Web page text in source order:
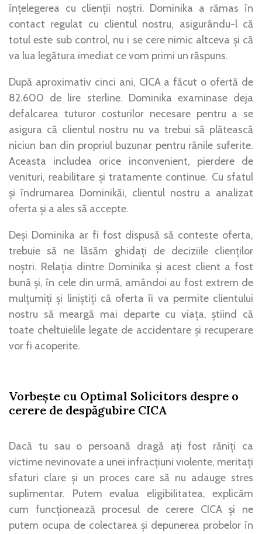
înțelegerea cu clienții noștri. Dominika a rămas în
contact regulat cu clientul nostru, asigurându-l că
totul este sub control, nu i se cere nimic altceva și că
va lua legătura imediat ce vom primi un răspuns.
După aproximativ cinci ani, CICA a făcut o ofertă de
82.600 de lire sterline. Dominika examinase deja
defalcarea tuturor costurilor necesare pentru a se
asigura că clientul nostru nu va trebui să plătească
niciun ban din propriul buzunar pentru rănile suferite.
Aceasta includea orice inconvenient, pierdere de
venituri, reabilitare și tratamente continue. Cu sfatul
și îndrumarea Dominikăi, clientul nostru a analizat
oferta și a ales să accepte.
Deși Dominika ar fi fost dispusă să conteste oferta,
trebuie să ne lăsăm ghidați de deciziile clienților
noștri. Relația dintre Dominika și acest client a fost
bună și, în cele din urmă, amândoi au fost extrem de
mulțumiți și liniștiți că oferta îi va permite clientului
nostru să meargă mai departe cu viața, știind că
toate cheltuielile legate de accidentare și recuperare
vor fi acoperite.
Vorbește cu Optimal Solicitors despre o
cerere de despăgubire CICA
Dacă tu sau o persoană dragă ați fost răniți ca
victime nevinovate a unei infracțiuni violente, meritați
sfaturi clare și un proces care să nu adauge stres
suplimentar. Putem evalua eligibilitatea, explicăm
cum funcționează procesul de cerere CICA și ne
putem ocupa de colectarea și depunerea probelor în